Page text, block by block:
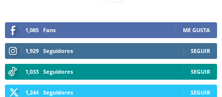
1,085 Fans ME GUSTA
1,929 Seguidores SEGUIR
1,033 Seguidores SEGUIR
1,244 Seguidores SEGUIR